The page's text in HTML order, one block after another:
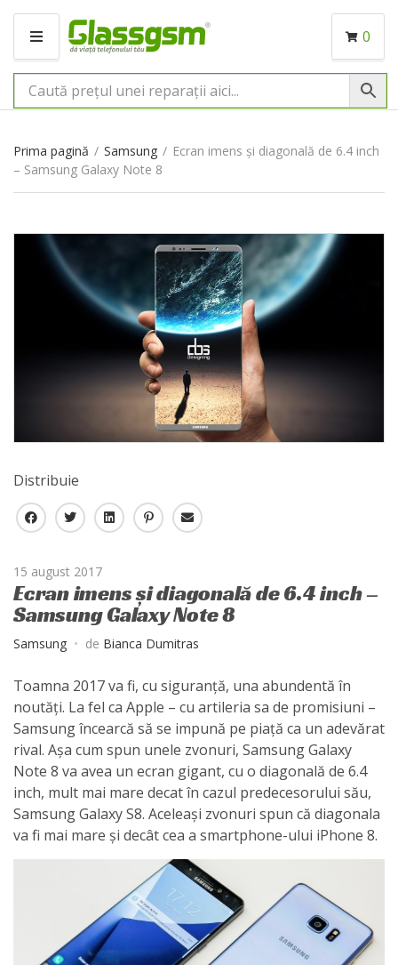
M
N
I
0
Prima pagină / Samsung / Ecran imens și diagonală de 6.4 inch
– Samsung Galaxy Note 8
Distribuie
F
e
b
o
o
T
t
t
e
L
e
d
I
P
t
e
r
e
E
i
l
15 august 2017
Ecran imens și diagonală de 6.4 inch –
Samsung Galaxy Note 8
Samsung de Bianca Dumitras
Toamna 2017 va fi, cu siguranță, una abundentă în
noutăți. La fel ca Apple – cu artileria sa de promisiuni –
Samsung încearcă să se impună pe piață ca un adevărat
rival. Așa cum spun unele zvonuri, Samsung Galaxy
Note 8 va avea un ecran gigant, cu o diagonală de 6.4
inch, mult mai mare decat în cazul predecesorului său,
Samsung Galaxy S8. Aceleași zvonuri spun că diagonala
va fi mai mare și decât cea a smartphone-ului iPhone 8.